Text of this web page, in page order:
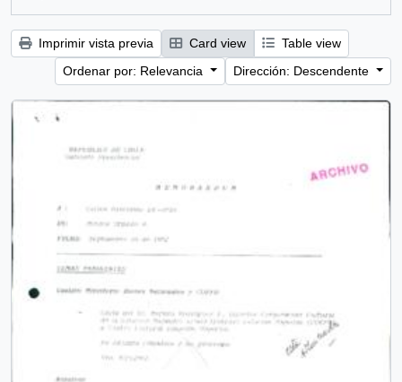
Imprimir vista previa Card view
Table view
Ordenar por: Relevancia
Dirección: Descendente